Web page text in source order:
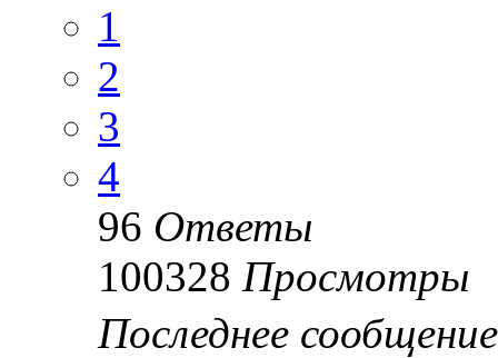
1
2
3
4
96 Ответы
100328 Просмотры
Последнее